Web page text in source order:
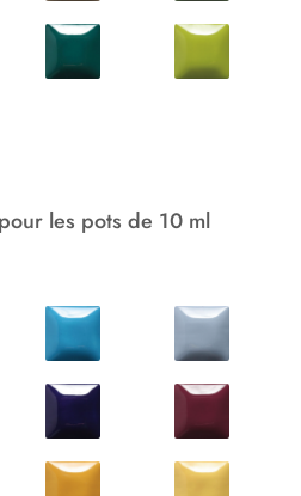
les pots de 10 ml